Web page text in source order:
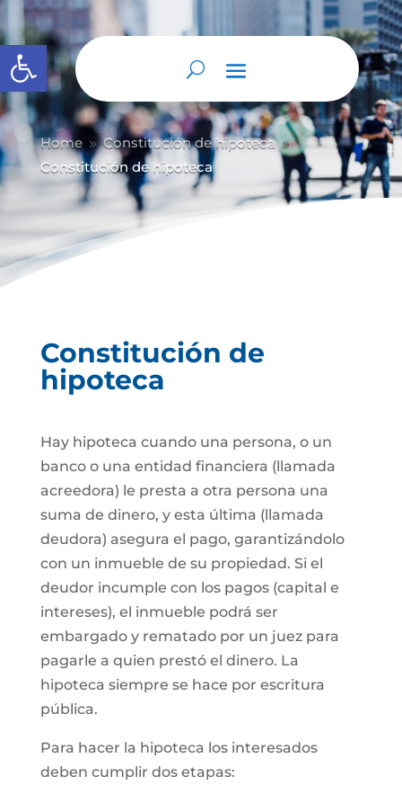
Abrir barra de herramientas
Home 9 Constitución de hipoteca 9
Constitución de hipoteca
Constitución de
hipoteca
Hay hipoteca cuando una persona, o un
banco o una entidad financiera (llamada
acreedora) le presta a otra persona una
suma de dinero, y esta última (llamada
deudora) asegura el pago, garantizándolo
con un inmueble de su propiedad. Si el
deudor incumple con los pagos (capital e
intereses), el inmueble podrá ser
embargado y rematado por un juez para
pagarle a quien prestó el dinero. La
hipoteca siempre se hace por escritura
pública.
Para hacer la hipoteca los interesados
deben cumplir dos etapas: